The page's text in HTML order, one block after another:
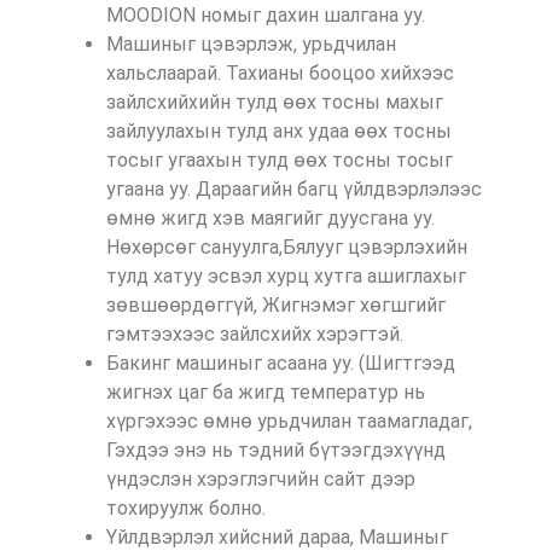
MOODION номыг дахин шалгана уу.
Машиныг цэвэрлэж, урьдчилан
хальслаарай. Тахианы бооцоо хийхээс
зайлсхийхийн тулд өөх тосны махыг
зайлуулахын тулд анх удаа өөх тосны
тосыг угаахын тулд өөх тосны тосыг
угаана уу. Дараагийн багц үйлдвэрлэлээс
өмнө жигд хэв маягийг дуусгана уу.
Нөхөрсөг сануулга,Бялууг цэвэрлэхийн
тулд хатуу эсвэл хурц хутга ашиглахыг
зөвшөөрдөггүй, Жигнэмэг хөгшгийг
гэмтээхээс зайлсхийх хэрэгтэй.
Бакинг машиныг асаана уу. (Шигтгээд
жигнэх цаг ба жигд температур нь
хүргэхээс өмнө урьдчилан таамагладаг,
Гэхдээ энэ нь тэдний бүтээгдэхүүнд
үндэслэн хэрэглэгчийн сайт дээр
тохируулж болно.
Үйлдвэрлэл хийсний дараа, Машиныг